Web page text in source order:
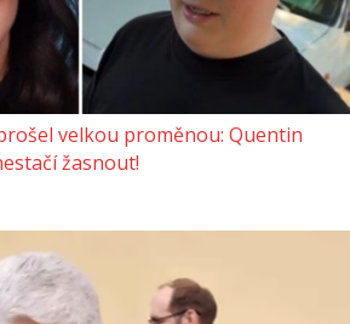
velkou proměnou: Quentin
žasnout!